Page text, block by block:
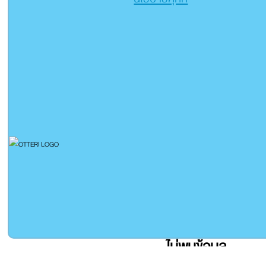
ไม่พบข้อมูล